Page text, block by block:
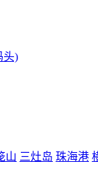
头)
山 三灶岛 珠海港